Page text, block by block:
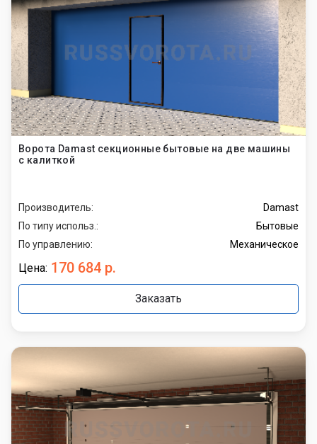
Ворота Damast секционные бытовые на две машины
с калиткой
Производитель:
Damast
По типу использ.:
Бытовые
По управлению:
Механическое
Цена: 170 684 р.
Заказать